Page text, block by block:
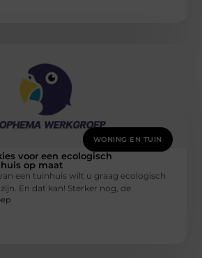
WONING EN TUIN
voor een ecologisch
op maat
een tuinhuis wilt u graag ecologisch
En dat kan! Sterker nog, de